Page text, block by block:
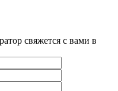
свяжется с вами в